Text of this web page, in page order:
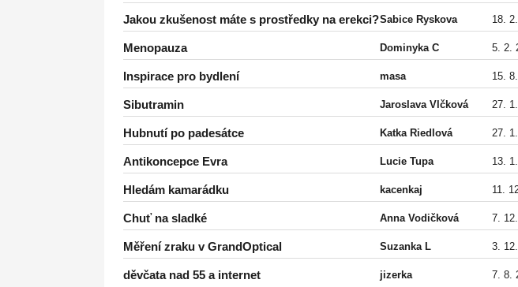
Jakou zkušenost máte s prostředky na erekci?Sabice Ryskova 18.
Menopauza Dominyka C 5. 2.
Inspirace pro bydlení masa 15.
Sibutramin Jaroslava Vlčková 27.
Hubnutí po padesátce Katka Riedlová 27.
Antikoncepce Evra Lucie Tupa 13.
Hledám kamarádku kacenkaj 11.
Chuť na sladké Anna Vodičková 7.
Měření zraku v GrandOptical Suzanka L 3.
děvčata nad 55 a internet jizerka 7. 8.